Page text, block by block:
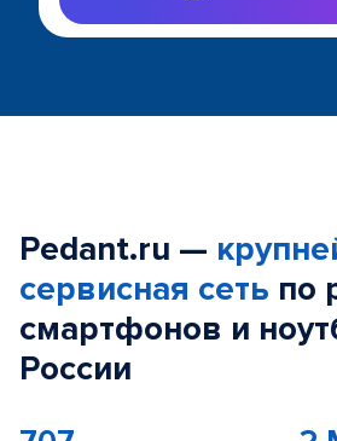
Pedant.ru —
сервисная сеть по
смартфонов и
России